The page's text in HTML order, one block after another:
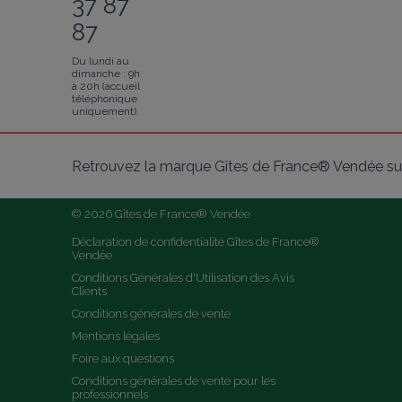
37 87
87
Du lundi au
dimanche : 9h
à 20h (accueil
téléphonique
uniquement).
Retrouvez la marque Gîtes de France® Vendée
© 2026 Gîtes de France® Vendée
Déclaration de confidentialité Gîtes de France®
Vendée
Conditions Générales d'Utilisation des Avis
Clients
Conditions générales de vente
Mentions légales
Foire aux questions
Conditions générales de vente pour les
professionnels